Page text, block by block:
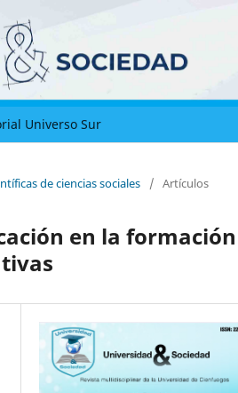
Universo Sur
de ciencias sociales / Artículos
en la formación